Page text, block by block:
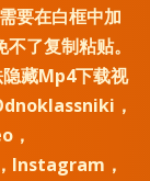
要在白框中加
了复制粘贴。
藏Mp4下载视
，
，
Instagram，